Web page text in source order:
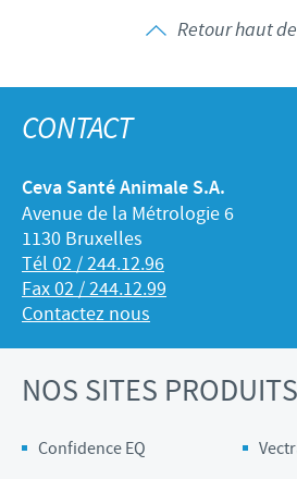
Retour haut
CONTACT
Ceva Santé Animale S.A.
Avenue de la Métrologie 6
1130 Bruxelles
Tél 02 / 244.12.96
Fax 02 / 244.12.99
Contactez nous
NOS SITES PRODUITS
Confidence EQ